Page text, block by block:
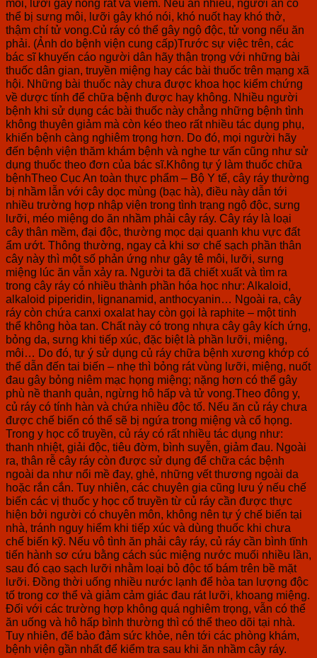
môi, lưỡi gây nóng rát và viêm. Nếu ăn nhiều, người ăn có
thể bị sưng môi, lưỡi gây khó nói, khó nuốt hay khó thở,
thậm chí tử vong.Củ ráy có thể gây ngộ độc, tử vong nếu ăn
phải. (Ảnh do bệnh viện cung cấp)Trước sự việc trên, các
bác sĩ khuyến cáo người dân hãy thận trọng với những bài
thuốc dân gian, truyền miệng hay các bài thuốc trên mạng xã
hội. Những bài thuốc này chưa được khoa học kiểm chứng
về dược tính để chữa bệnh được hay không. Nhiều người
bệnh khi sử dụng các bài thuốc này chẳng những bệnh tình
không thuyên giảm mà còn kéo theo rất nhiều tác dụng phụ,
khiến bệnh càng nghiêm trọng hơn. Do đó, mọi người hãy
đến bệnh viện thăm khám bệnh và nghe tư vấn cũng như sử
dụng thuốc theo đơn của bác sĩ.Không tự ý làm thuốc chữa
bệnhTheo Cục An toàn thực phẩm – Bộ Y tế, cây ráy thường
bị nhầm lẫn với cây dọc mùng (bạc hà), điều này dẫn tới
nhiều trường hợp nhập viện trong tình trạng ngộ độc, sưng
lưỡi, méo miệng do ăn nhầm phải cây ráy. Cây ráy là loại
cây thân mềm, đại độc, thường mọc dại quanh khu vực đất
ẩm ướt. Thông thường, ngay cả khi sơ chế sạch phần thân
cây này thì một số phản ứng như gây tê môi, lưỡi, sưng
miệng lúc ăn vẫn xảy ra. Người ta đã chiết xuất và tìm ra
trong cây ráy có nhiều thành phần hóa học như: Alkaloid,
alkaloid piperidin, lignanamid, anthocyanin… Ngoài ra, cây
ráy còn chứa canxi oxalat hay còn gọi là raphite – một tinh
thể không hòa tan. Chất này có trong nhựa cây gây kích ứng,
bỏng da, sưng khi tiếp xúc, đặc biệt là phần lưỡi, miệng,
môi… Do đó, tự ý sử dụng củ ráy chữa bệnh xương khớp có
thể dẫn đến tai biến – nhẹ thì bỏng rát vùng lưỡi, miệng, nuốt
đau gây bỏng niêm mạc họng miệng; nặng hơn có thể gây
phù nề thanh quản, ngừng hô hấp và tử vong.Theo đông y,
củ ráy có tính hàn và chứa nhiều độc tố. Nếu ăn củ ráy chưa
được chế biến có thể sẽ bị ngứa trong miệng và cổ họng.
Trong y học cổ truyền, củ ráy có rất nhiều tác dụng như:
thanh nhiệt, giải độc, tiêu đờm, bình suyễn, giảm đau. Ngoài
ra, thân rễ cây ráy còn được sử dụng để chữa các bệnh
ngoài da như nổi mề đay, ghẻ, những vết thương ngoài da
hoặc rắn cắn. Tuy nhiên, các chuyên gia cũng lưu ý nếu chế
biến các vị thuốc y học cổ truyền từ củ ráy cần được thực
hiện bởi người có chuyên môn, không nên tự ý chế biến tại
nhà, tránh nguy hiểm khi tiếp xúc và dùng thuốc khi chưa
chế biến kỹ. Nếu vô tình ăn phải cây ráy, củ ráy cần bình tĩnh
tiến hành sơ cứu bằng cách súc miệng nước muối nhiều lần,
sau đó cạo sạch lưỡi nhằm loại bỏ độc tố bám trên bề mặt
lưỡi. Đồng thời uống nhiều nước lạnh để hòa tan lượng độc
tố trong cơ thể và giảm cảm giác đau rát lưỡi, khoang miệng.
Đối với các trường hợp không quá nghiêm trọng, vẫn có thể
ăn uống và hô hấp bình thường thì có thể theo dõi tại nhà.
Tuy nhiên, để bảo đảm sức khỏe, nên tới các phòng khám,
bệnh viện gần nhất để kiểm tra sau khi ăn nhầm cây ráy.